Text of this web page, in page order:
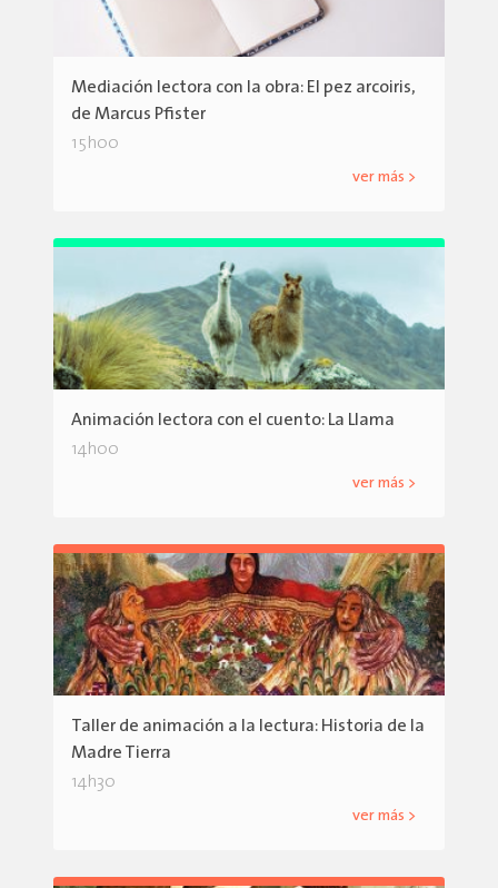
Mediación lectora con la obra: El pez arcoiris,
de Marcus Pfister
15h00
ver más >
Animación lectora con el cuento: La Llama
14h00
ver más >
Taller de animación a la lectura: Historia de la
Madre Tierra
14h30
ver más >